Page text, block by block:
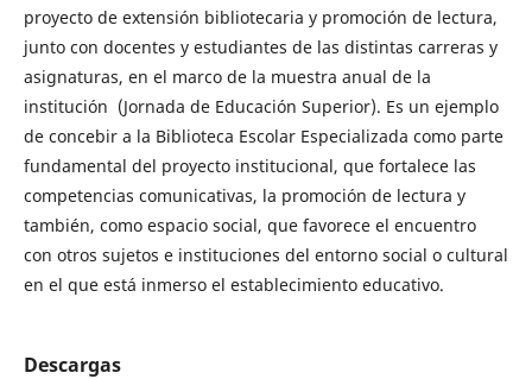
proyecto de extensión bibliotecaria y promoción de lectura,
junto con docentes y estudiantes de las distintas carreras y
asignaturas, en el marco de la muestra anual de la
institución (Jornada de Educación Superior). Es un ejemplo
de concebir a la Biblioteca Escolar Especializada como parte
fundamental del proyecto institucional, que fortalece las
competencias comunicativas, la promoción de lectura y
también, como espacio social, que favorece el encuentro
con otros sujetos e instituciones del entorno social o cultural
en el que está inmerso el establecimiento educativo.
Descargas